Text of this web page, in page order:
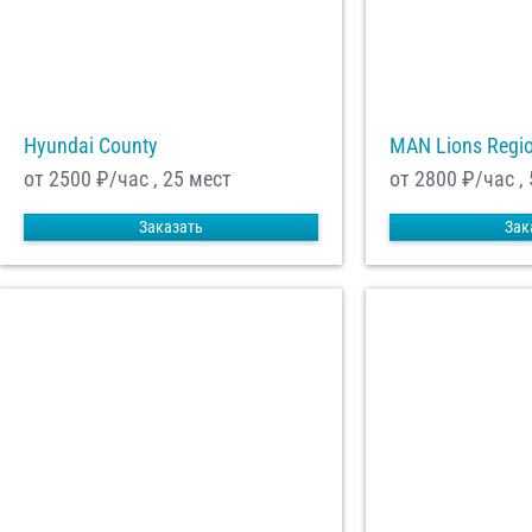
Hyundai County
от 2500 ₽/час , 25 мест
Заказать
MAN Lions
от 2800 ₽/час ,